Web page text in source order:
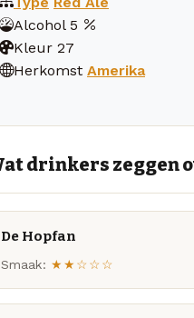
Alcohol 5
Kleur 27
Herkomst Amerika
drinkers zeggen
De Hopfan
Smaak: ★★☆☆☆